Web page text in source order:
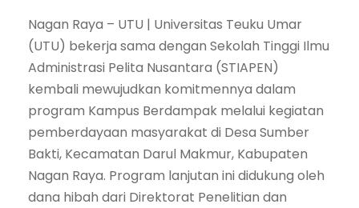
Nagan Raya – UTU | Universitas Teuku Umar
(UTU) bekerja sama dengan Sekolah Tinggi Ilmu
Administrasi Pelita Nusantara (STIAPEN)
kembali mewujudkan komitmennya dalam
program Kampus Berdampak melalui kegiatan
pemberdayaan masyarakat di Desa Sumber
Bakti, Kecamatan Darul Makmur, Kabupaten
Nagan Raya. Program lanjutan ini didukung oleh
dana hibah dari Direktorat Penelitian dan